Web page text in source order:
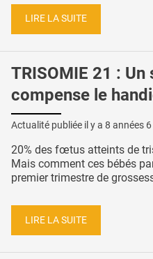
LIRE LA SUITE
TRISOMIE 21 :
compense le
Actualité publiée il y a 8 années
20% des fœtus atteints de
Mais comment ces bébés
premier trimestre de
LIRE LA SUITE